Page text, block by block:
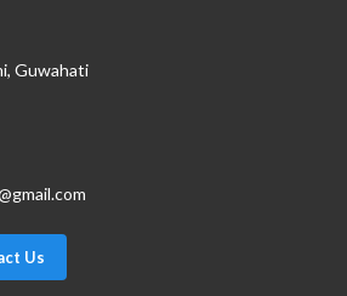
Guwahati
Us